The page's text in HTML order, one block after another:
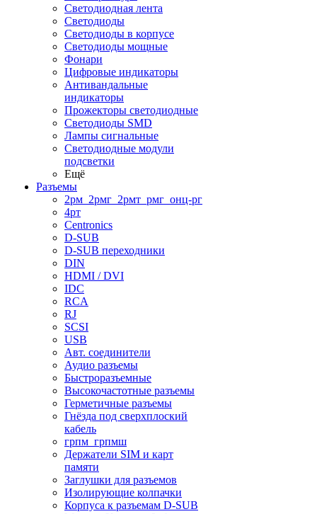
Светодиодная лента
Светодиоды
Светодиоды в корпусе
Светодиоды мощные
Фонари
Цифровые индикаторы
Антивандальные
индикаторы
Прожекторы светодиодные
Светодиоды SMD
Лампы сигнальные
Светодиодные модули
подсветки
Ещё
Разъемы
2рм_2рмг_2рмт_рмг_онц-рг
4рт
Centronics
D-SUB
D-SUB переходники
DIN
HDMI / DVI
IDC
RCA
RJ
SCSI
USB
Авт. соединители
Аудио разъемы
Быстроразъемные
Высокочастотные разъемы
Герметичные разъемы
Гнёзда под сверхплоский
кабель
грпм_грпмш
Держатели SIM и карт
памяти
Заглушки для разъемов
Изолирующие колпачки
Корпуса к разъемам D-SUB